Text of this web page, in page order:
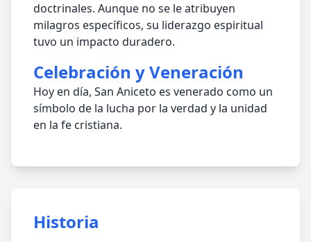
doctrinales. Aunque no se le atribuyen
milagros específicos, su liderazgo espiritual
tuvo un impacto duradero.
Celebración y Veneración
Hoy en día, San Aniceto es venerado como un
símbolo de la lucha por la verdad y la unidad
en la fe cristiana.
Historia